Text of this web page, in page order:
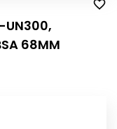
UN300,
68MM